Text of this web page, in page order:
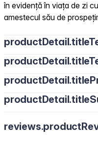
în evidență în viața de zi
amestecul său de